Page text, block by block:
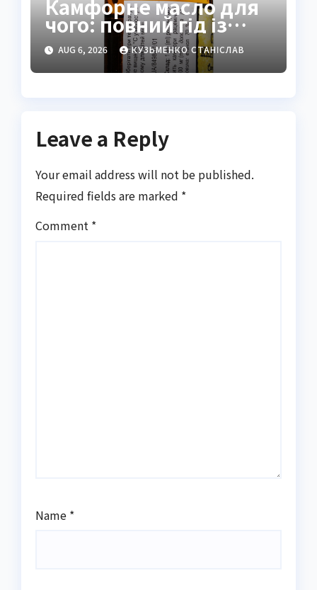
Камфорне масло для
чого: повний гід із
застосуванням і
властивостями
AUG 6, 2026 КУЗЬМЕНКО СТАНІСЛАВ
Leave a Reply
Your email address will not be published.
Required fields are marked *
Comment *
Name *